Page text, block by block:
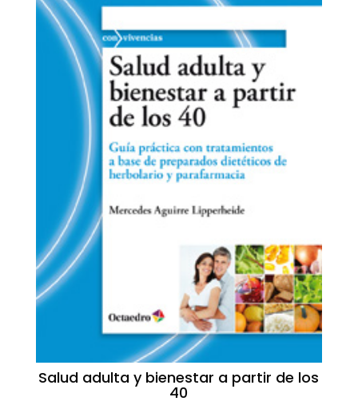
Salud adulta y bienestar a partir de los
40